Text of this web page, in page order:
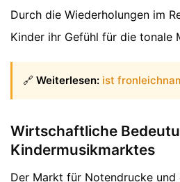
Durch die Wiederholungen im
Kinder ihr Gefühl für die tonale
🔗 Weiterlesen: ist
Wirtschaftliche
Kindermusikmarktes
Der Markt für Notendrucke